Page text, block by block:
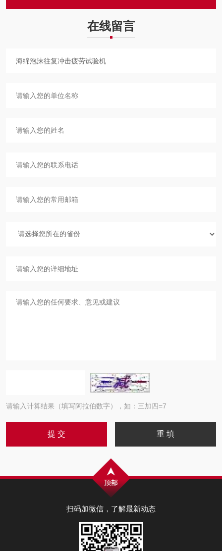
在线留言
请输入计算结果（填写阿拉伯数字），如：三加四=7
扫码加微信，了解最新动态